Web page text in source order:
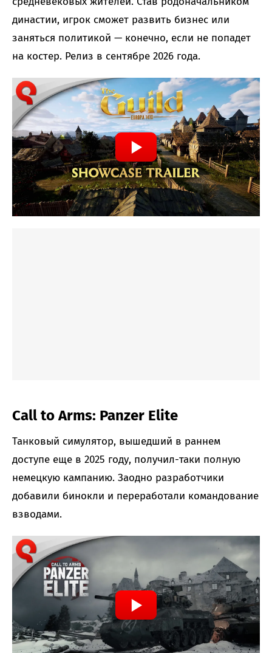
династии, игрок сможет развить бизнес или
заняться политикой — конечно, если не попадет
на костер. Релиз в сентябре 2026 года.
Call to Arms: Panzer Elite
Танковый симулятор, вышедший в раннем
доступе еще в 2025 году, получил-таки полную
немецкую кампанию. Заодно разработчики
добавили бинокли и переработали командование
взводами.